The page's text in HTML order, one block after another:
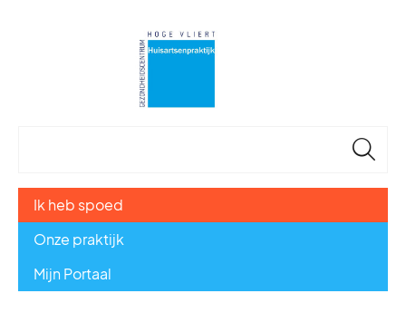
🔎
Onze praktijk
Mijn Portaal
Ik heb spoed